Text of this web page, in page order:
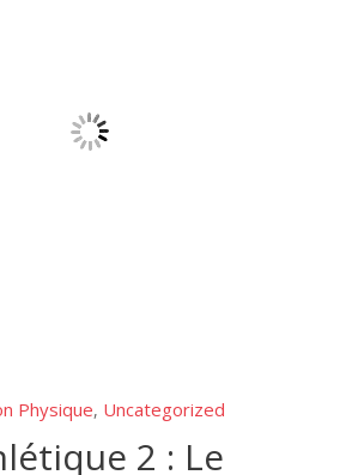
Physique, Uncategorized
2 : Le